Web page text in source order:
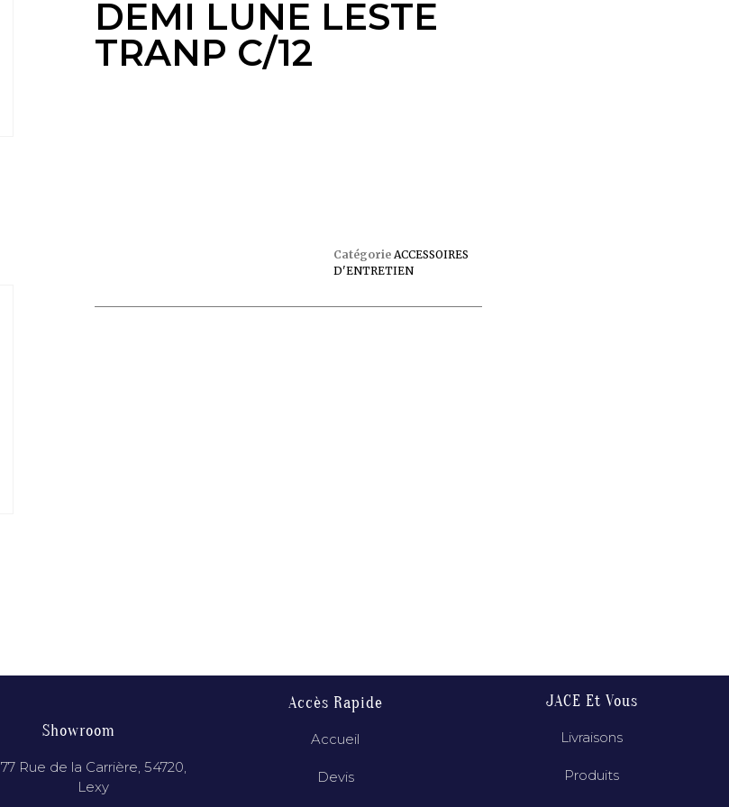
DEMI LUNE LESTE
TRANP C/12
Catégorie ACCESSOIRES
D'ENTRETIEN
Showroom
77 Rue de la Carrière, 54720,
Lexy
Accès Rapide
Accueil
Devis
JACE Et Vous
Livraisons
Produits